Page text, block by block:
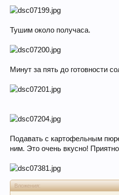
Тушим около получаса.
Минут за пять до готовности
Подавать с картофельным
ним. Это очень вкусно!
Вложения: